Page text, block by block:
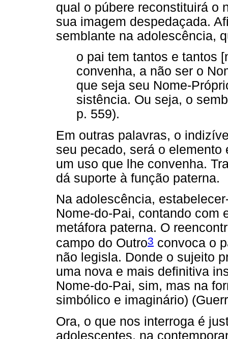
qual o púbere reconstituirá o
sua imagem despedaçada.
semblante na adolescência,
o pai tem tantos e tantos
convenha, a não ser o
que seja seu Nome-
sistência. Ou seja, o
p. 559).
Em outras palavras, o
seu pecado, será o
um uso que lhe convenha.
dá suporte à função paterna.
Na adolescência,
Nome-do-Pai, contando com
metáfora paterna. O
campo do Outro3 convoca o
não legisla. Donde o sujeito
uma nova e mais definitiva
Nome-do-Pai, sim, mas na
simbólico e imaginário)
Ora, o que nos interroga é
adolescentes, na